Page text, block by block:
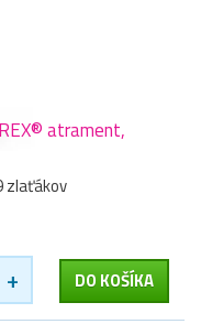
atrament,
zlaťákov
+ DO KOŠÍKA